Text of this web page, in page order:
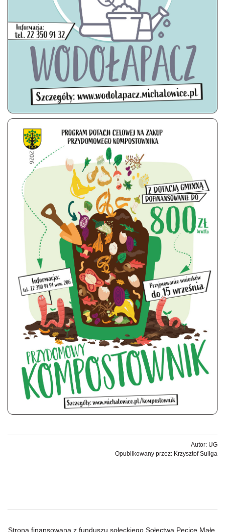
Autor: UG
Opublikowany przez: Krzysztof Suliga
Strona finansowana z funduszu sołeckiego Sołectwa Pęcice Małe.